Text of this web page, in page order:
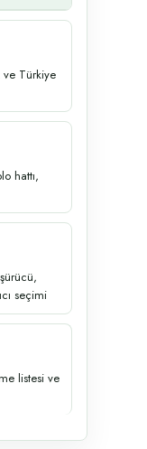
ve Türkiye
hattı,
seçimi
listesi ve